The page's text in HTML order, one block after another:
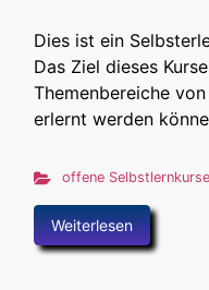
Dies ist ein
Das Ziel dieses
Themenbereiche
erlernt werden
offene
Weiterlesen